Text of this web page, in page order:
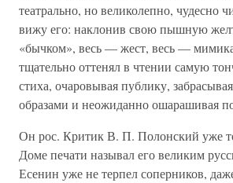
театрально, но великолепно, чудесно
вижу его: наклонив свою пышную
«бычком», весь — жест, весь —
тщательно оттенял в чтении самую
стиха, очаровывая публику,
образами и неожиданно ошарашивая
Он рос. Критик В. П. Полонский уже
Доме печати называл его великим
Есенин уже не терпел соперников,